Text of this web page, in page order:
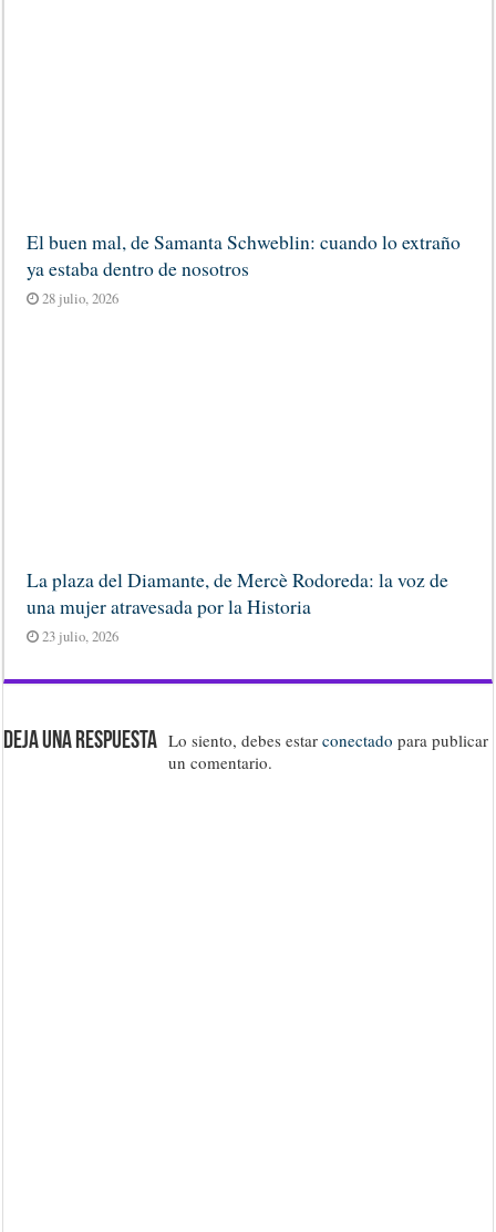
El buen mal, de Samanta Schweblin: cuando lo extraño
ya estaba dentro de nosotros
28 julio, 2026
La plaza del Diamante, de Mercè Rodoreda: la voz de
una mujer atravesada por la Historia
23 julio, 2026
Deja una respuesta Lo siento, debes estarconectado para publicar
un comentario.